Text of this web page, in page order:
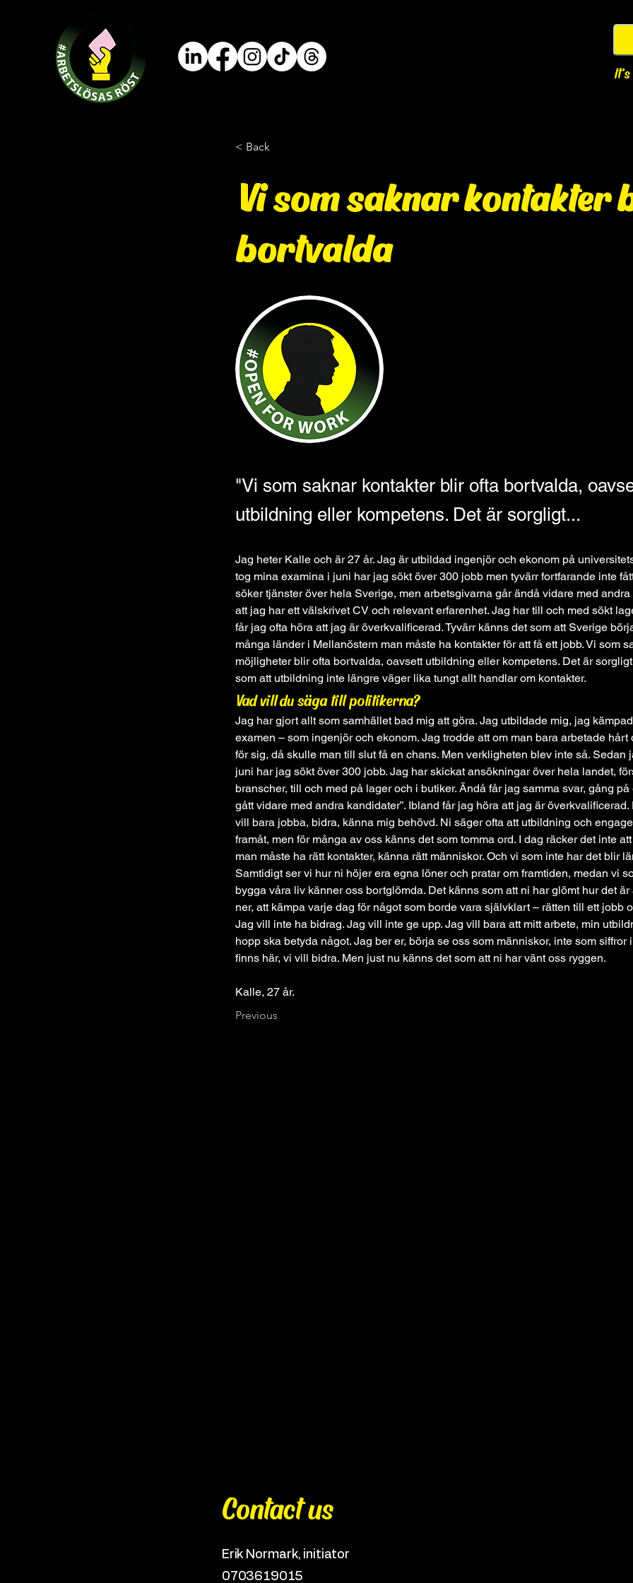
It's
< Back
Vi som saknar kontakter
bortvalda
"Vi som saknar kontakter blir ofta bortvalda,
utbildning eller kompetens. Det är sorgligt...
Jag heter Kalle och är 27 år. Jag är utbildad ingenjör och ekonom på
tog mina examina i juni har jag sökt över 300 jobb men tyvärr fortfarande inte
söker tjänster över hela Sverige, men arbetsgivarna går ändå vidare med
att jag har ett välskrivet CV och relevant erfarenhet. Jag har till och med sökt
får jag ofta höra att jag är överkvalificerad. Tyvärr känns det som att Sverige
många länder i Mellanöstern man måste ha kontakter för att få ett jobb. Vi som
möjligheter blir ofta bortvalda, oavsett utbildning eller kompetens. Det är
som att utbildning inte längre väger lika tungt allt handlar om kontakter.
Vad vill du säga till politikerna?
Jag har gjort allt som samhället bad mig att göra. Jag utbildade mig, jag
examen – som ingenjör och ekonom. Jag trodde att om man bara arbetade
för sig, då skulle man till slut få en chans. Men verkligheten blev inte så. Sedan
juni har jag sökt över 300 jobb. Jag har skickat ansökningar över hela landet,
branscher, till och med på lager och i butiker. Ändå får jag samma svar, gång
gått vidare med andra kandidater”. Ibland får jag höra att jag är
vill bara jobba, bidra, känna mig behövd. Ni säger ofta att utbildning och
framåt, men för många av oss känns det som tomma ord. I dag räcker det inte
man måste ha rätt kontakter, känna rätt människor. Och vi som inte har det blir
Samtidigt ser vi hur ni höjer era egna löner och pratar om framtiden, medan vi
bygga våra liv känner oss bortglömda. Det känns som att ni har glömt hur det
ner, att kämpa varje dag för något som borde vara självklart – rätten till ett jobb
Jag vill inte ha bidrag. Jag vill inte ge upp. Jag vill bara att mitt arbete, min
hopp ska betyda något. Jag ber er, börja se oss som människor, inte som siffror
finns här, vi vill bidra. Men just nu känns det som att ni har vänt oss ryggen.
Kalle, 27 år.
Previous
Contact us
Erik Normark, initiator
0703619015